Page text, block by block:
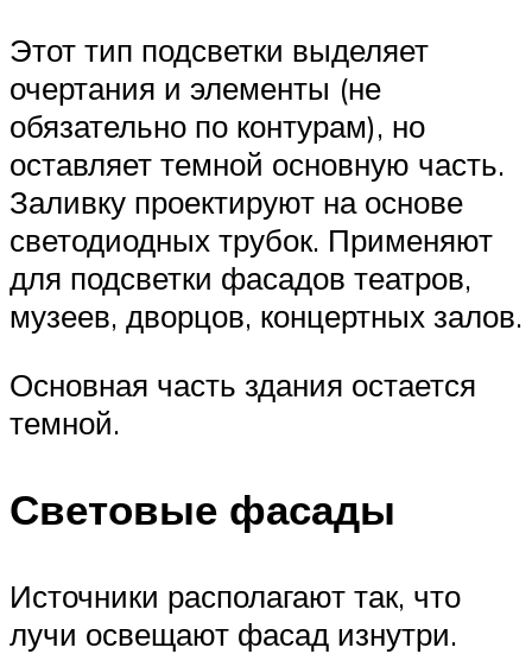
Этот тип подсветки выделяет
очертания и элементы (не
обязательно по контурам), но
оставляет темной основную часть.
Заливку проектируют на основе
светодиодных трубок. Применяют
для подсветки фасадов театров,
музеев, дворцов, концертных залов.
Основная часть здания остается
темной.
Световые фасады
Источники располагают так, что
лучи освещают фасад изнутри.